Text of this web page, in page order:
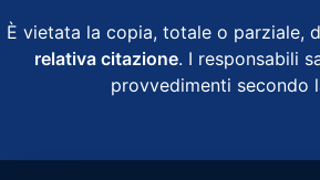
È vietata la copia, totale o parziale,
relativa citazione. I responsabili
provvedimenti secondo